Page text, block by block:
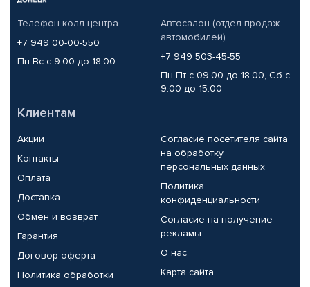
Телефон колл-центра
+7 949 00-00-550
Пн-Вс с 9.00 до 18.00
Автосалон (отдел продаж
автомобилей)
+7 949 503-45-55
Пн-Пт с 09.00 до 18.00, Сб с
9.00 до 15.00
Клиентам
Акции
Контакты
Оплата
Доставка
Обмен и возврат
Гарантия
Договор-оферта
Политика обработки
Согласие посетителя сайта
на обработку
персональных данных
Политика
конфиденциальности
Согласие на получение
рекламы
О нас
Карта сайта